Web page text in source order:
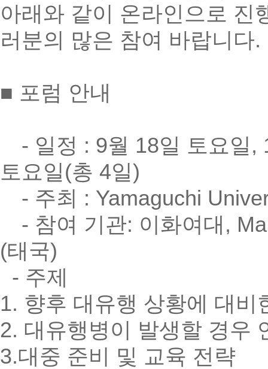
아래와 같이 온라인으로 진
러분의 많은 참여 바랍니다.
■ 포럼 안내
- 일정 : 9월 18일 토요일,
토요일(총 4일)
- 주최 : Yamaguchi
- 참여 기관: 이화여대,
(태국)
- 주제
1. 향후 대유행 상황에 대
2. 대유행병이 발생할 경우
3.대중 준비 및 교육 전략